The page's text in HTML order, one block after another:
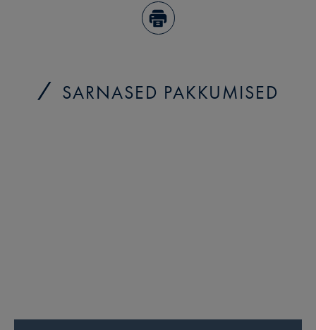
SARNASED PAKKUMISED